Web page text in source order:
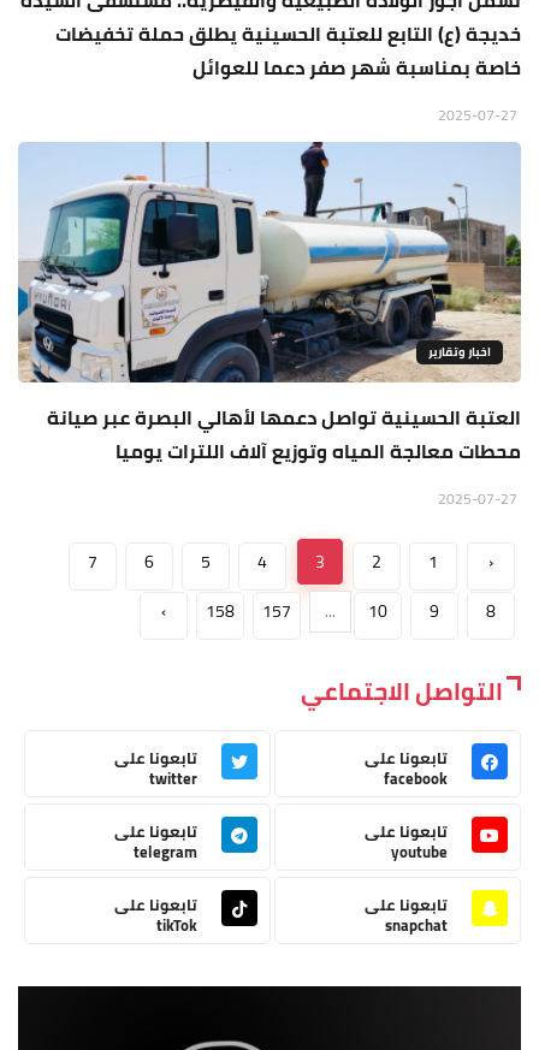
خديجة (ع) التابع للعتبة الحسينية يطلق حملة تخفيضات
خاصة بمناسبة شهر صفر دعما للعوائل
اخبار وتقارير
العتبة الحسينية تواصل دعمها لأهالي البصرة عبر صيانة
محطات معالجة المياه وتوزيع آلاف اللترات يوميا
‹
1
2
3
4
5
6
7
8
9
10
...
157
158
›
التواصل الاجتماعي
تابعونا على
facebook
تابعونا على
twitter
تابعونا على
youtube
تابعونا على
telegram
تابعونا على
snapchat
تابعونا على
tikTok